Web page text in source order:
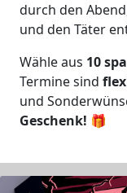
durch den
und den Täter
Wähle aus 10
Termine sind
und
Geschenk! 🎁